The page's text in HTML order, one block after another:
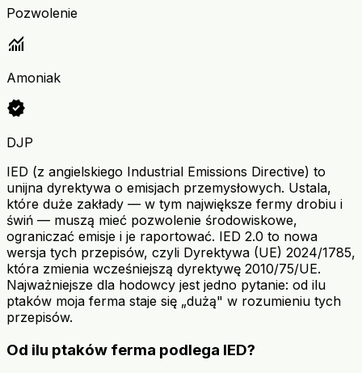
Pozwolenie
monitoring
Amoniak
verified
DJP
IED (z angielskiego Industrial Emissions Directive) to
unijna dyrektywa o emisjach przemysłowych. Ustala,
które duże zakłady — w tym największe fermy drobiu i
świń — muszą mieć pozwolenie środowiskowe,
ograniczać emisje i je raportować. IED 2.0 to nowa
wersja tych przepisów, czyli Dyrektywa (UE) 2024/1785,
która zmienia wcześniejszą dyrektywę 2010/75/UE.
Najważniejsze dla hodowcy jest jedno pytanie: od ilu
ptaków moja ferma staje się „dużą" w rozumieniu tych
przepisów.
Od ilu ptaków ferma podlega IED?